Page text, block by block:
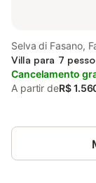
Selva di Fasano,
Villa para 7
Cancelamento
A partir deR$